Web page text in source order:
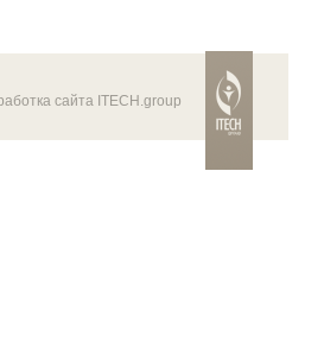
сайта ITECH.group